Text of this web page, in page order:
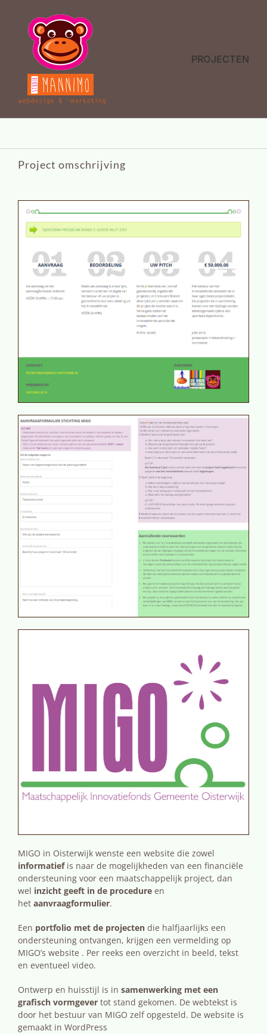
PROJECTEN
Project omschrijving
MIGO in Oisterwijk wenste een website die zowel
informatiefis naar de mogelijkheden van een financiële
ondersteuning voor een maatschappelijk project, dan
wel inzicht geeft in de procedure en
het aanvraagformulier.
Een portfolio met de projecten die halfjaarlijks een
ondersteuning ontvangen, krijgen een vermelding op
MIGO’s website . Per reeks een overzicht in beeld, tekst
en eventueel video.
Ontwerp en huisstijl is in samenwerking met een
grafisch vormgever tot stand gekomen. De webtekst is
door het bestuur van MIGO zelf opgesteld. De website is
gemaakt in WordPress